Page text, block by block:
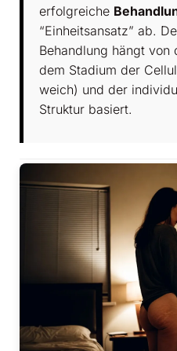
erfolgreiche
“Einheitsansatz” ab.
Behandlung hängt
dem Stadium der
weich) und der
Struktur basiert.